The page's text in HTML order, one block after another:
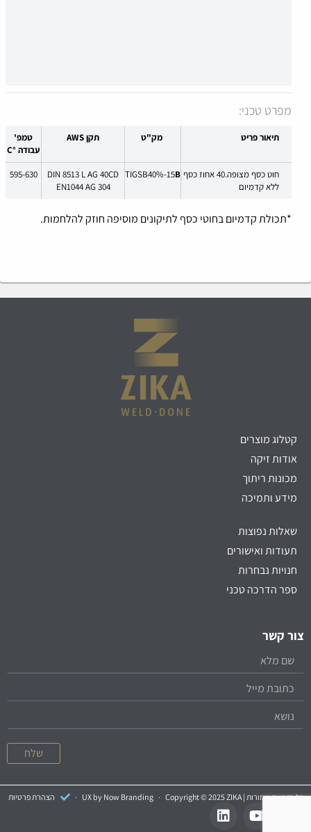
מפרט טכני:
תיאור פריט מק"ט תקן AWS
טמפ'
עבודה °C
חוט כסף מצופה.40 אחוז כסף
ללא קדמיום
TIGSB40%-15B
DIN 8513 L AG 40CD
EN1044 AG 304
595-630
*תכולת קדמיום בחוטי כסף לתיקונים מוסיפה חוזק להלחמות.
קטלוג מוצרים
אודות זיקה
מכונות ריתוך
מידע ותמיכה
שאלות נפוצות
תעודות ואישורים
חנויות נבחרות
ספר הדרכה טכני
צור קשר
שלח
כל הזכויות שמורות | Copyright © 2025 ZIKA UX by Now Branding הצהרת פרטיות